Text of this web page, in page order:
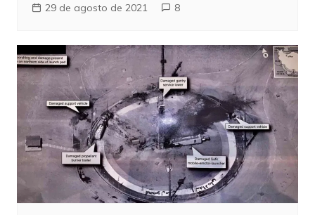
29 de agosto de 2021 8